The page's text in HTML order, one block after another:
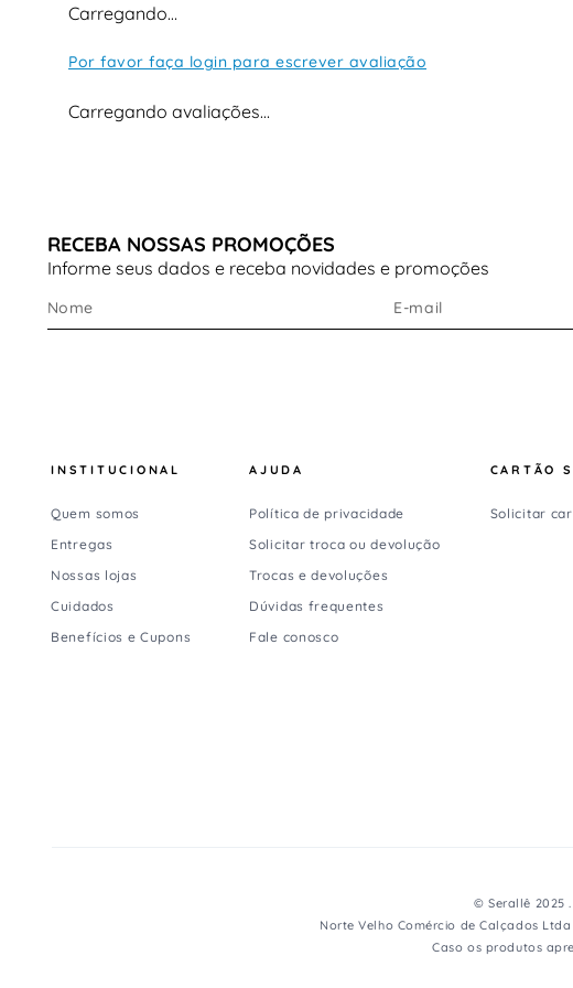
Carregando…
Por favor faça login para escrever avaliação
Carregando avaliações…
RECEBA NOSSAS PROMOÇÕES
Informe seus dados e receba novidades e promoções
INSTITUCIONAL
Quem somos
Entregas
Nossas lojas
Cuidados
Benefícios e Cupons
AJUDA
Política de privacidade
Solicitar troca ou devolução
Trocas e devoluções
Dúvidas frequentes
Fale conosco
CARTÃO
Solicitar
© Serallê 2025
Norte Velho Comércio de Calçados Ltda
Caso os produtos